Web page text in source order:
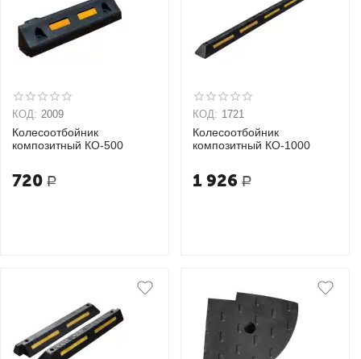
КОД: 2009
Колесоотбойник
композитный КО-500
720 Р
КОД: 1721
Колесоотбойник
композитный КО-1000
1 926 Р